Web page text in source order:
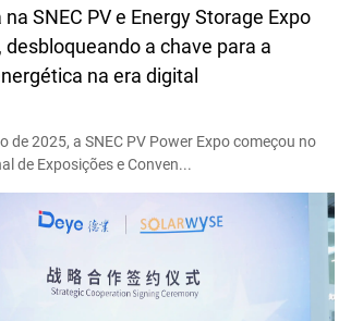
SNEC PV e Energy Storage Expo
desbloqueando a chave para a
na era digital
de 2025, a SNEC PV Power Expo começou no
de Exposições e Conven...